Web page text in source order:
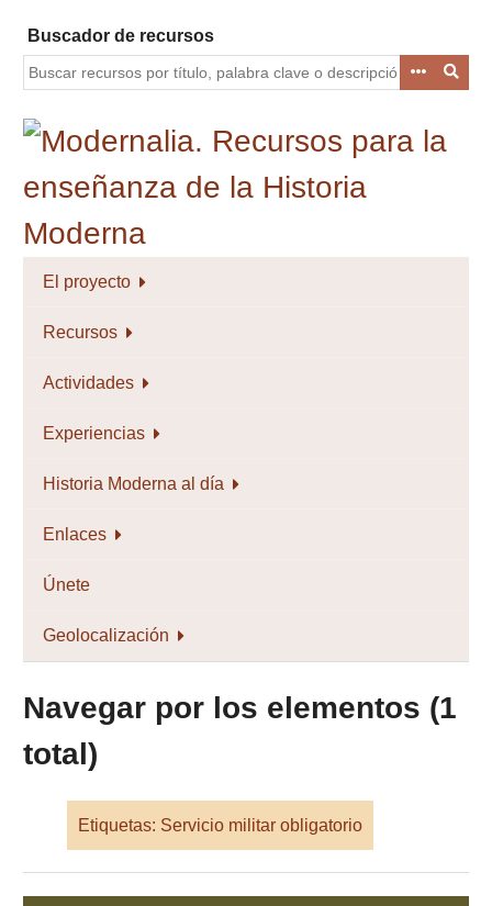
contenido
principal
Buscador de recursos
El proyecto
Recursos
Actividades
Experiencias
Historia Moderna al día
Enlaces
Únete
Geolocalización
Navegar por los elementos (1
total)
Etiquetas: Servicio militar obligatorio